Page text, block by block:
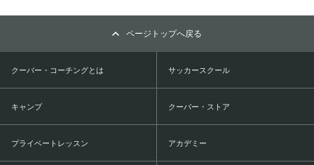
ページトップへ戻る
クーバー・コーチングとは サッカースクール
キャンプ クーバー・ストア
プライベートレッスン アカデミー